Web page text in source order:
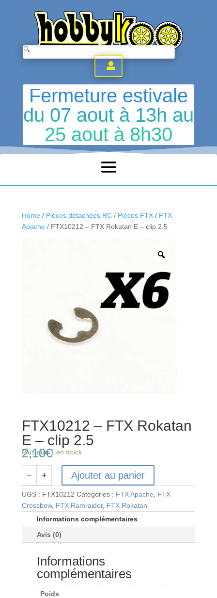
.
Fermeture estivale
du 07 aout à 13h au
25 aout à 8h30
Home/ Pièces détachées RC/ Pièces FTX/ FTX
Apache/ FTX10212 – FTX Rokatan E – clip 2.5
FTX10212 – FTX Rokatan
E – clip 2.5
2,10€
Plus que 1 en stock
quantité
de
FTX10212
-
Rokatan
− + Ajouter au panier
UGS : FTX10212 Catégories : FTX Apache
FTX
Crossbow, FTX Ramraider, FTX Rokatan
Informations complémentaires
Avis (0)
Informations
complémentaires
Poids